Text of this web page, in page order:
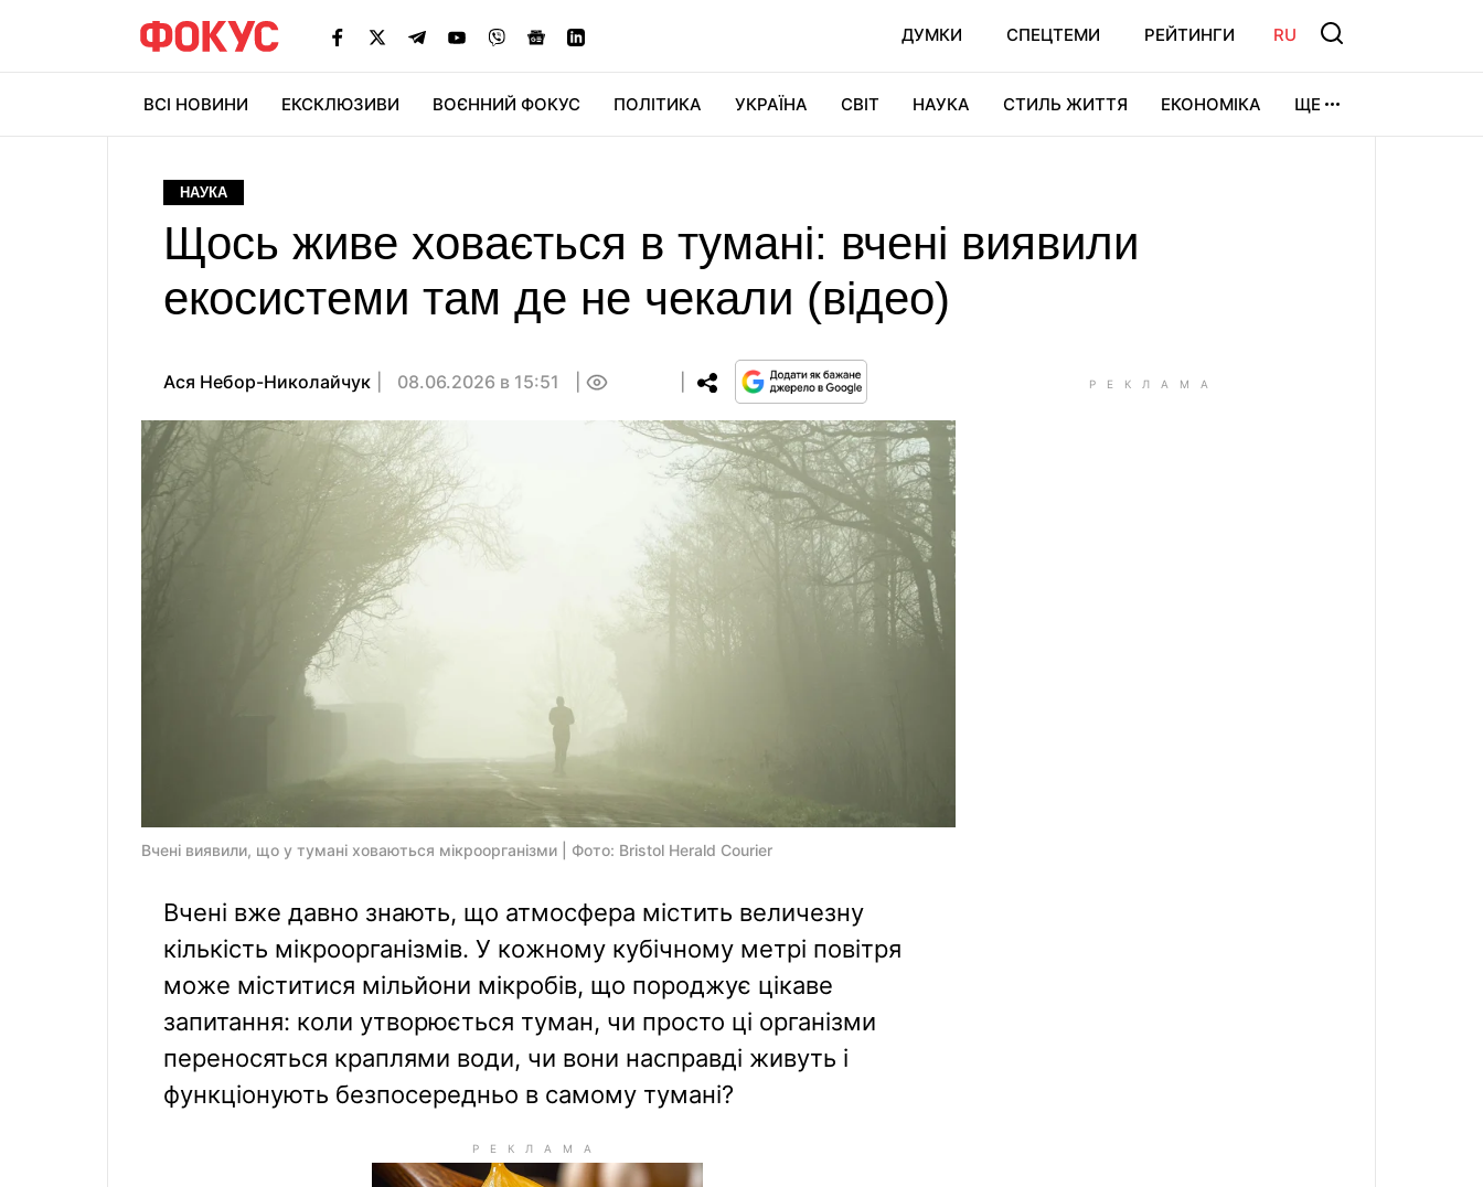
ДУМКИ СПЕЦТЕМИ РЕЙТИНГИ RU
ВСІ НОВИНИ ЕКСКЛЮЗИВИ ВОЄННИЙ ФОКУС ПОЛІТИКА УКРАЇНА СВІТ НАУКА СТИЛЬ ЖИТТЯ ЕКОНОМІКА ЩЕ
НАУКА
Щось живе ховається в тумані: вчені виявили
екосистеми там де не чекали (відео)
Ася Небор-Николайчук 08.06.2026 в 15:51
Вчені виявили, що у тумані ховаються мікроорганізми | Фото: Bristol Herald Courier
Вчені вже давно знають, що атмосфера містить величезну
кількість мікроорганізмів. У кожному кубічному метрі повітря
може міститися мільйони мікробів, що породжує цікаве
запитання: коли утворюється туман, чи просто ці організми
переносяться краплями води, чи вони насправді живуть і
функціонують безпосередньо в самому тумані?